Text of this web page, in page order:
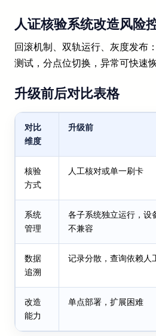
人证核验系统改造风险
回滚机制、双轨运行、灰度发布
测试，分点位切换，异常可快速
升级前后对比表格
对比
维度
升级前
核验
方式
人工核对或单一刷卡
系统
管理
各子系统独立运行，设
不兼容
数据
追溯
记录分散，查询依赖人
改造
能力
单点部署，扩展困难